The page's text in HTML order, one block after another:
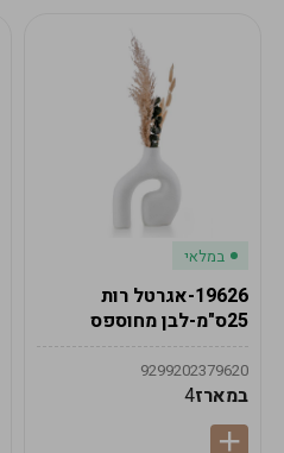
במלאי
19626-אגרטל רות
25ס"מ-לבן מחוספס
9299202379620
במארז4
לתשלום